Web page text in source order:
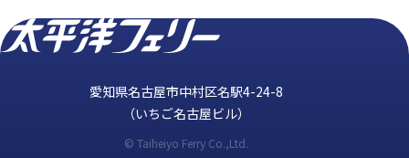
愛知県名古屋市中村区名駅4-24-8
（いちご名古屋ビル）
© Taiheiyo Ferry Co.,Ltd.